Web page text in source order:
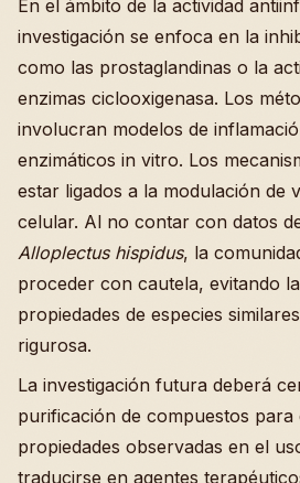
En el ámbito de la actividad
investigación se enfoca en la
como las prostaglandinas o la
enzimas ciclooxigenasa. Los
involucran modelos de
enzimáticos in vitro. Los
estar ligados a la modulación de
celular. Al no contar con datos
Alloplectus hispidus, la
proceder con cautela, evitando
propiedades de especies
rigurosa.
La investigación futura deberá
purificación de compuestos para
propiedades observadas en el
traducirse en agentes